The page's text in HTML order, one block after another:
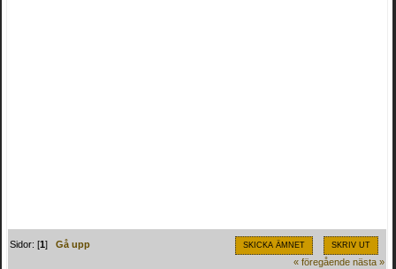
SKICKA ÄMNET SKRIV UT
Sidor: [1]Gå upp
« föregående nästa »